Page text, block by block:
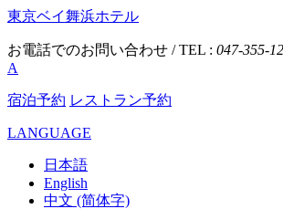
東京ベイ舞浜ホテル
お電話でのお問い合わせ / TEL : 047-355-
A
宿泊予約 レストラン予約
LANGUAGE
日本語
English
中文 (简体字)